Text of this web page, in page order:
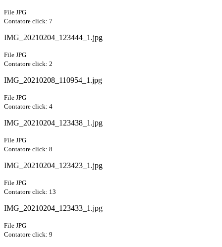
File JPG
Contatore click: 7
IMG_20210204_123444_1.jpg
File JPG
Contatore click: 2
IMG_20210208_110954_1.jpg
File JPG
Contatore click: 4
IMG_20210204_123438_1.jpg
File JPG
Contatore click: 8
IMG_20210204_123423_1.jpg
File JPG
Contatore click: 13
IMG_20210204_123433_1.jpg
File JPG
Contatore click: 9